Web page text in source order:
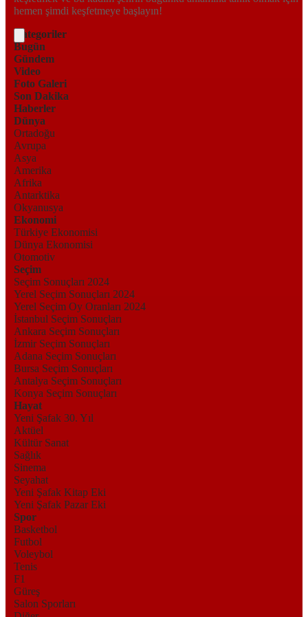
hemen şimdi keşfetmeye başlayın!
Kategoriler
Bugün
Gündem
Video
Foto Galeri
Son Dakika
Haberler
Dünya
Ortadoğu
Avrupa
Asya
Amerika
Afrika
Antarktika
Okyanusya
Ekonomi
Türkiye Ekonomisi
Dünya Ekonomisi
Otomotiv
Seçim
Seçim Sonuçları 2024
Yerel Seçim Sonuçları 2024
Yerel Seçim Oy Oranları 2024
İstanbul Seçim Sonuçları
Ankara Seçim Sonuçları
İzmir Seçim Sonuçları
Adana Seçim Sonuçları
Bursa Seçim Sonuçları
Antalya Seçim Sonuçları
Konya Seçim Sonuçları
Hayat
Yeni Şafak 30. Yıl
Aktüel
Kültür Sanat
Sağlık
Sinema
Seyahat
Yeni Şafak Kitap Eki
Yeni Şafak Pazar Eki
Spor
Basketbol
Futbol
Voleybol
Tenis
F1
Güreş
Salon Sporları